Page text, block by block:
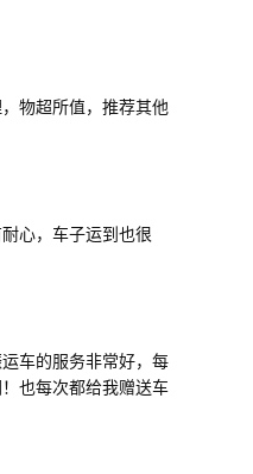
物超所值，推荐其他
心，车子运到也很
车的服务非常好，每
也每次都给我赠送车